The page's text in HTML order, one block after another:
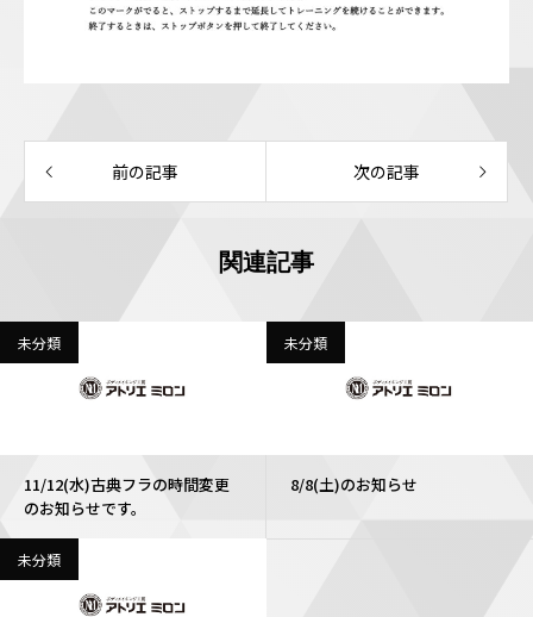
前の記事 次の記事
関連記事
未分類
11/12(水)古典フラの時間変更
のお知らせです。
未分類
8/8(土)のお知らせ
未分類